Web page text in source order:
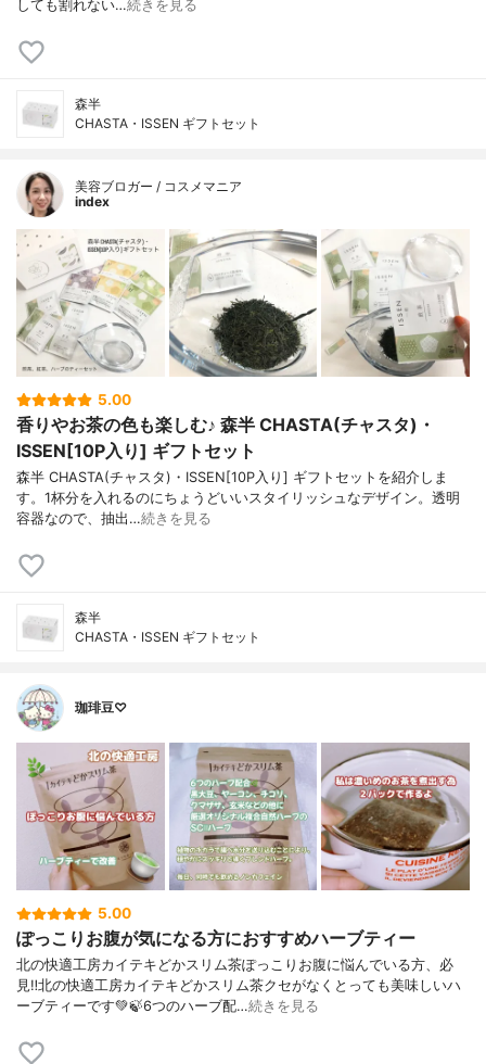
しても割れない…続きを見る
森半
CHASTA・ISSEN ギフトセット
美容ブロガー / コスメマニア
index
5.00
香りやお茶の色も楽しむ♪ 森半 CHASTA(チャスタ)・
ISSEN[10P入り] ギフトセット
森半 CHASTA(チャスタ)・ISSEN[10P入り] ギフトセットを紹介しま
す。1杯分を入れるのにちょうどいいスタイリッシュなデザイン。透明
容器なので、抽出…続きを見る
森半
CHASTA・ISSEN ギフトセット
珈琲豆♡
5.00
ぽっこりお腹が気になる方におすすめハーブティー
北の快適工房カイテキどかスリム茶ぽっこりお腹に悩んでいる方、必
見‼️北の快適工房カイテキどかスリム茶クセがなくとっても美味しいハ
ーブティーです💚🍃6つのハーブ配…続きを見る